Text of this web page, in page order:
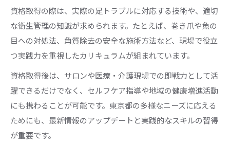
資格取得の際は、実際の足トラブルに対応する技術や、適切
な衛生管理の知識が求められます。たとえば、巻き爪や魚の
目への対処法、角質除去の安全な施術方法など、現場で役立
つ実践力を重視したカリキュラムが組まれています。
資格取得後は、サロンや医療・介護現場での即戦力として活
躍できるだけでなく、セルフケア指導や地域の健康増進活動
にも携わることが可能です。東京都の多様なニーズに応える
ためにも、最新情報のアップデートと実践的なスキルの習得
が重要です。